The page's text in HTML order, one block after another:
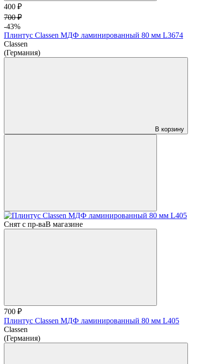
400 ₽
700 ₽
-43%
Плинтус Classen МДФ ламинированный 80 мм L3674
Classen
(Германия)
В корзину
Снят с пр-ваВ магазине
700 ₽
Плинтус Classen МДФ ламинированный 80 мм L405
Classen
(Германия)